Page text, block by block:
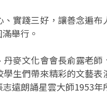
實踐三好，讓善念遍布
舉行。
麥文化會會長俞露老師
生們帶來精彩的文藝表
遠朗誦星雲大師1953